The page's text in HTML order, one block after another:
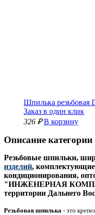
Шпилька
Заказ в один клик
326 ₽ В корзину
Описание категории
Резьбовые шпильки,
изделий, комплектующие
кондиционирования,
"ИНЖЕНЕРНАЯ
территории Дальнего
Резьбовая шпилька - это